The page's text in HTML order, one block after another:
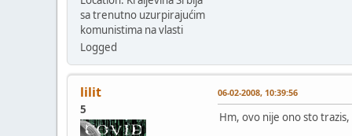
sa trenutno uzurpirajućim
komunistima na vlasti
Logged
lilit
5
06-02-2008, 10:39:56
Hm, ovo nije ono sto